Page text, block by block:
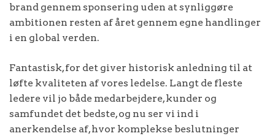
brand gennem sponsering uden at synliggøre
ambitionen resten af året gennem egne handlinger
i en global verden.
Fantastisk, for det giver historisk anledning til at
løfte kvaliteten af vores ledelse. Langt de fleste
ledere vil jo både medarbejdere, kunder og
samfundet det bedste, og nu ser vi ind i
anerkendelse af, hvor komplekse beslutninger